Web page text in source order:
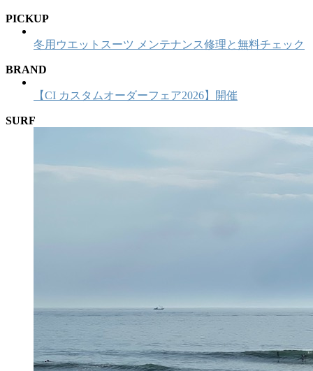
PICKUP
冬用ウエットスーツ メンテナンス修理と無料チェック
BRAND
【CI カスタムオーダーフェア2026】開催
SURF